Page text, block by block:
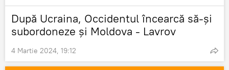
După Ucraina, Occidentul încearcă să-și
subordoneze și Moldova - Lavrov
4 Martie 2024, 19:12